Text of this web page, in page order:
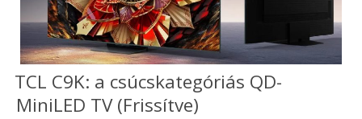
TCL C9K: a csúcskategóriás QD-
MiniLED TV (Frissítve)